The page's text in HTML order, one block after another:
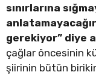
sınırlarına
gerekiyor” diye
çağlar öncesinin
şiirinin bütün